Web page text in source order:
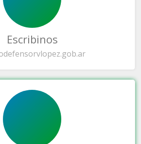
Escribinos
defensorvlopez.gob.ar